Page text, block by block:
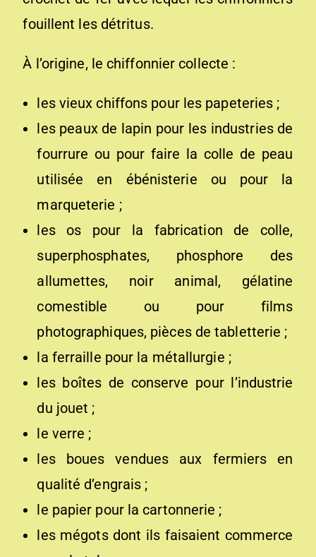
fouillent les détritus.
À l’origine, le chiffonnier collecte :
les vieux chiffons pour les papeteries ;
les peaux de lapin pour les industries de
fourrure ou pour faire la colle de peau
utilisée en ébénisterie ou pour la
marqueterie ;
les os pour la fabrication de colle,
superphosphates, phosphore des
allumettes, noir animal, gélatine
comestible ou pour films
photographiques, pièces de tabletterie ;
la ferraille pour la métallurgie ;
les boîtes de conserve pour l’industrie
du jouet ;
le verre ;
les boues vendues aux fermiers en
qualité d’engrais ;
le papier pour la cartonnerie ;
les mégots dont ils faisaient commerce